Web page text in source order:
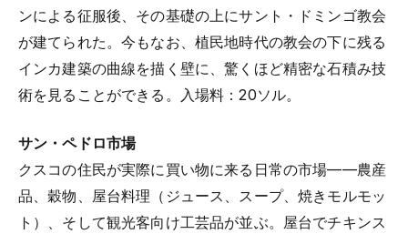
ンによる征服後、その基礎の上にサント・ドミンゴ教会
が建てられた。今もなお、植民地時代の教会の下に残る
インカ建築の曲線を描く壁に、驚くほど精密な石積み技
術を見ることができる。入場料：20ソル。
サン・ペドロ市場
クスコの住民が実際に買い物に来る日常の市場——農産
品、穀物、屋台料理（ジュース、スープ、焼きモルモッ
ト）、そして観光客向け工芸品が並ぶ。屋台でチキンス